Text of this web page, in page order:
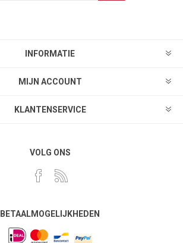
INFORMATIE
MIJN ACCOUNT
KLANTENSERVICE
VOLG ONS
BETAALMOGELIJKHEDEN